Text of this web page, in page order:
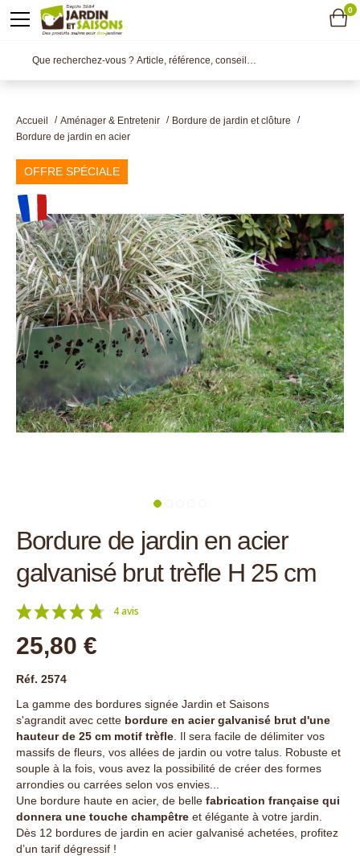
Accueil Aménager & Entretenir
Bordure de jardin et clôture
Bordure de jardin en acier
OFFRE SPÉCIALE
Bordure de jardin en acier
galvanisé brut trèfle H 25 cm
4 avis
25,80 €
Réf. 2574
La gamme des bordures signée Jardin et Saisons
s'agrandit avec cette bordure en acier galvanisé brut d'une
hauteur de 25 cm motif trèfle . Il sera facile de délimiter vos
massifs de fleurs, vos allées de jardin ou votre talus. Robuste et
souple à la fois, vous avez la possibilité de créer des formes
arrondies ou carrées selon vos envies...
Une bordure haute en acier, de belle fabrication française qui
donnera une touche champêtre et élégante à votre jardin.
Dès 12 bordures de jardin en acier galvanisé achetées, profitez
d’un tarif dégressif !
0